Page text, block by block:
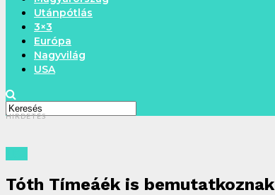
Utánpótlás
3×3
Európa
Nagyvilág
USA
HIRDETÉS
Tóth Tímeáék is bemutatkoznak